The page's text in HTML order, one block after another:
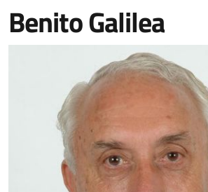
Benito Galilea